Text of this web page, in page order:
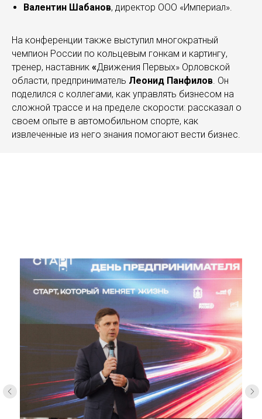
Валентин Шабанов, директор ООО «Империал».
На конференции также выступил многократный
чемпион России по кольцевым гонкам и картингу,
тренер, наставник «Движения Первых» Орловской
области, предприниматель Леонид Панфилов. Он
поделился с коллегами, как управлять бизнесом на
сложной трассе и на пределе скорости: рассказал о
своем опыте в автомобильном спорте, как
извлеченные из него знания помогают вести бизнес.